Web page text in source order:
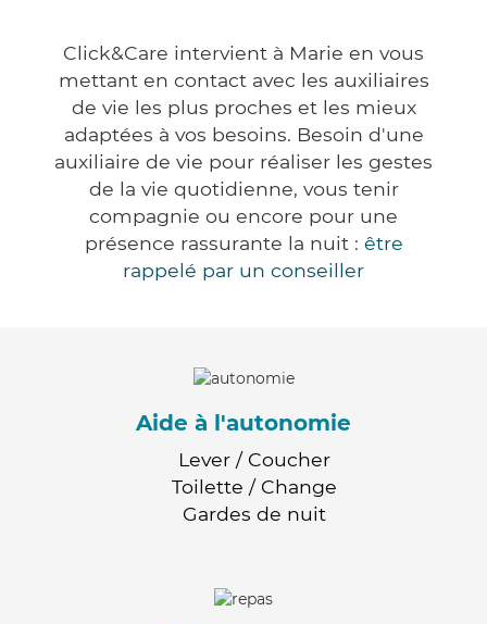
Click&Care intervient à Marie en vous
mettant en contact avec les auxiliaires
de vie les plus proches et les mieux
adaptées à vos besoins. Besoin d'une
auxiliaire de vie pour réaliser les gestes
de la vie quotidienne, vous tenir
compagnie ou encore pour une
présence rassurante la nuit : être
rappelé par un conseiller
Aide à l'autonomie
Lever / Coucher
Toilette / Change
Gardes de nuit